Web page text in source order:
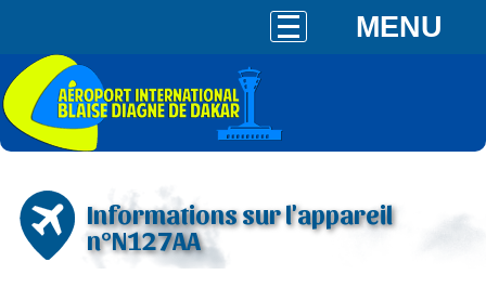
MENU
Informations sur l'appareil
n°N127AA